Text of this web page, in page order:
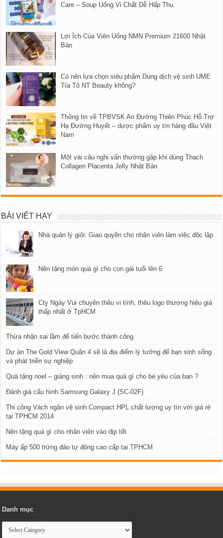
Care – Soup Uống Vi Chất Dễ Hấp Thu
Lợi Ích Của Viên Uống NMN Premium 21600 Nhật
Bản
Có nên lựa chọn siêu phẩm Dung dịch vệ sinh UME
Tía Tô NT Beauty không?
Thông tin về TPBVSK An Đường Thiên Phúc Hỗ Trợ
Hạ Đường Huyết – dược phẩm uy tín hàng đầu Việt
Nam
Một vài câu nghi vấn thường gặp khi dùng Thạch
Collagen Placenta Jelly Nhật Bản
BÀI VIẾT HAY
Nhà quản lý giỏi: Giao quyền cho nhân viên làm việc độc lập
Nên tặng món quà gì cho con gái tuổi lên 6
Cty Ngày Vui chuyên thêu vi tính, thêu logo thương hiệu giá
thấp nhất ở TpHCM
Thừa nhận sai lầm để tiến bước thành công
Dự án The Gold View Quận 4 sẽ là địa điểm lý tưởng để bạn sinh sống
và phát triển sự nghiệp
Quà tặng noel – giáng sinh : nên mua quà gì cho bé yêu của bạn ?
Đánh giá cấu hình Samsung Galaxy J (SC-02F)
Thi công Vách ngăn vệ sinh Compact HPL chất lượng uy tín với giá rẻ
tại TPHCM 2014
Nên tặng quà gì cho nhân viên vào dịp tết
Máy ấp 500 trứng đảo tự động cao cấp tại TPHCM
Danh mục
Danh
mục